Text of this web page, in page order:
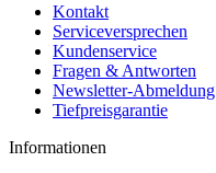
Kontakt
Serviceversprechen
Kundenservice
Fragen & Antworten
Newsletter-Abmeldung
Tiefpreisgarantie
Informationen